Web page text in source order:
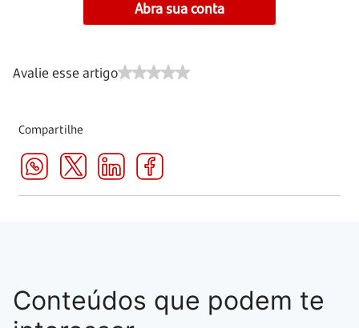
Abra sua conta
Avalie esse artigo
Compartilhe
Conteúdos que podem te